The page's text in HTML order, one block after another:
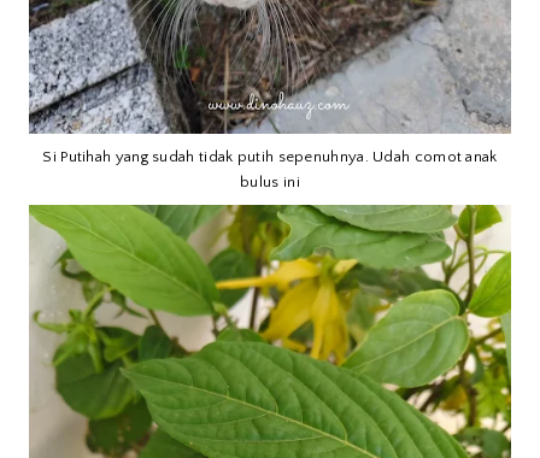
Si Putihah yang sudah tidak putih sepenuhnya. Udah comot anak
bulus ini